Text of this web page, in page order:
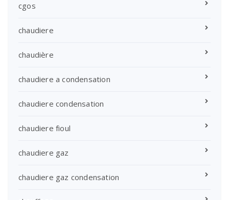
cgos
chaudiere
chaudière
chaudiere a condensation
chaudiere condensation
chaudiere fioul
chaudiere gaz
chaudiere gaz condensation